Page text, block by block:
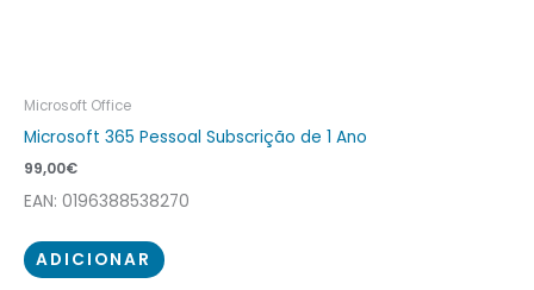
Microsoft Office
Microsoft 365 Pessoal Subscrição de 1 Ano
99,00€
EAN: 0196388538270
ADICIONAR